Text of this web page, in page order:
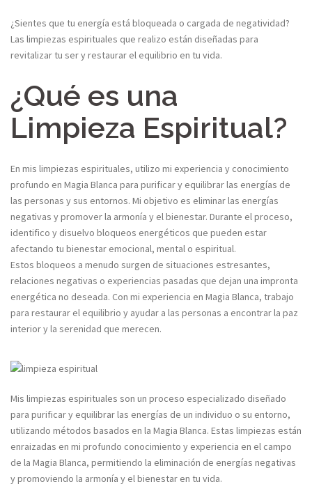
¿Sientes que tu energía está bloqueada o cargada de negatividad?
Las limpiezas espirituales que realizo están diseñadas para
revitalizar tu ser y restaurar el equilibrio en tu vida.
¿Qué es una
Limpieza Espiritual?​
En mis limpiezas espirituales, utilizo mi experiencia y conocimiento
profundo en Magia Blanca para purificar y equilibrar las energías de
las personas y sus entornos. Mi objetivo es eliminar las energías
negativas y promover la armonía y el bienestar. Durante el proceso,
identifico y disuelvo bloqueos energéticos que pueden estar
afectando tu bienestar emocional, mental o espiritual.
Estos bloqueos a menudo surgen de situaciones estresantes,
relaciones negativas o experiencias pasadas que dejan una impronta
energética no deseada. Con mi experiencia en Magia Blanca, trabajo
para restaurar el equilibrio y ayudar a las personas a encontrar la paz
interior y la serenidad que merecen.
Mis limpiezas espirituales son un proceso especializado diseñado
para purificar y equilibrar las energías de un individuo o su entorno,
utilizando métodos basados en la Magia Blanca. Estas limpiezas están
enraizadas en mi profundo conocimiento y experiencia en el campo
de la Magia Blanca, permitiendo la eliminación de energías negativas
y promoviendo la armonía y el bienestar en tu vida.​